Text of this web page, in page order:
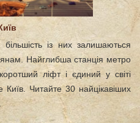
із них залишаються
Найглибша станція метро
ліфт і єдиний у світі
Київ. Читайте 30 найцікавіших